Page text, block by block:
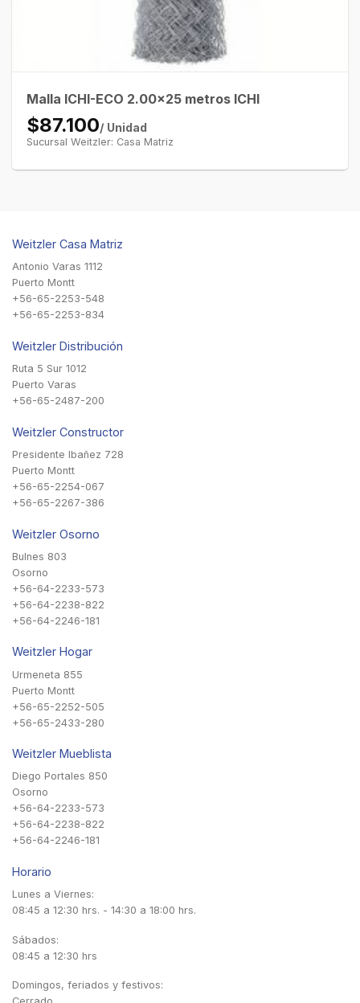
Malla ICHI-ECO 2.00×25 metros ICHI
$87.100/ Unidad
Sucursal Weitzler: Casa Matriz
Weitzler Casa Matriz
Antonio Varas 1112
Puerto Montt
+56-65-2253-548
+56-65-2253-834
Weitzler Distribución
Ruta 5 Sur 1012
Puerto Varas
+56-65-2487-200
Weitzler Constructor
Presidente Ibañez 728
Puerto Montt
+56-65-2254-067
+56-65-2267-386
Weitzler Osorno
Bulnes 803
Osorno
+56-64-2233-573
+56-64-2238-822
+56-64-2246-181
Weitzler Hogar
Urmeneta 855
Puerto Montt
+56-65-2252-505
+56-65-2433-280
Weitzler Mueblista
Diego Portales 850
Osorno
+56-64-2233-573
+56-64-2238-822
+56-64-2246-181
Horario
Lunes a Viernes:
08:45 a 12:30 hrs. - 14:30 a 18:00 hrs.
Sábados:
08:45 a 12:30 hrs
Domingos, feriados y festivos: